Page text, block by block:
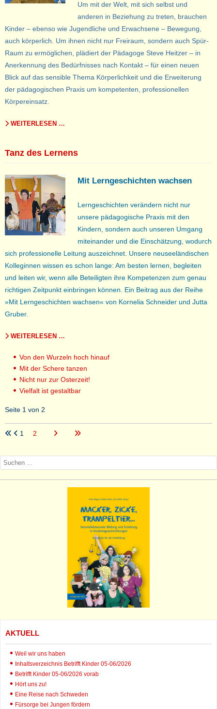
Um mit der Welt, mit sich selbst und
anderen in Beziehung zu treten, brauchen
Kinder – ebenso wie Jugendliche und Erwachsene – Bewegung,
auch körperlich. Um ihnen nicht nur Freiraum, sondern auch Spür-
Raum zu ermöglichen, plädiert der Pädagoge Steve Heitzer – in
Anerkennung des Bedürfnisses nach Kontakt – für einen neuen
Blick auf das sensible Thema Körperlichkeit und die Erweiterung
der pädagogischen Praxis um kompetenten, professionellen
Körpereinsatz.
WEITERLESEN …
Tanz des Lernens
Mit Lerngeschichten wachsen
L erngeschichten verändern nicht nur
unsere pädagogische Praxis mit den
Kindern, sondern auch unseren Umgang
miteinander und die Einschätzung, wodurch
sich professionelle Leitung auszeichnet. Unsere neuseeländischen
Kolleginnen wissen es schon lange: Am besten lernen, begleiten
und leiten wir, wenn alle Beteiligten ihre Kompetenzen zum genau
richtigen Zeitpunkt einbringen können. Ein Beitrag aus der Reihe
»Mit Lerngeschichten wachsen« von Kornelia Schneider und Jutta
Gruber.
WEITERLESEN …
Von den Wurzeln hoch hinauf
Mit der Schere tanzen
Nicht nur zur Osterzeit!
Vielfalt ist gestaltbar
Seite 1 von 2
1 2
AKTUELL
Weil wir uns haben
Inhaltsverzeichnis Betrifft Kinder 05-06/2026
Betrifft Kinder 05-06/2026 vorab
Hört uns zu!
Eine Reise nach Schweden
Fürsorge bei Jungen fördern